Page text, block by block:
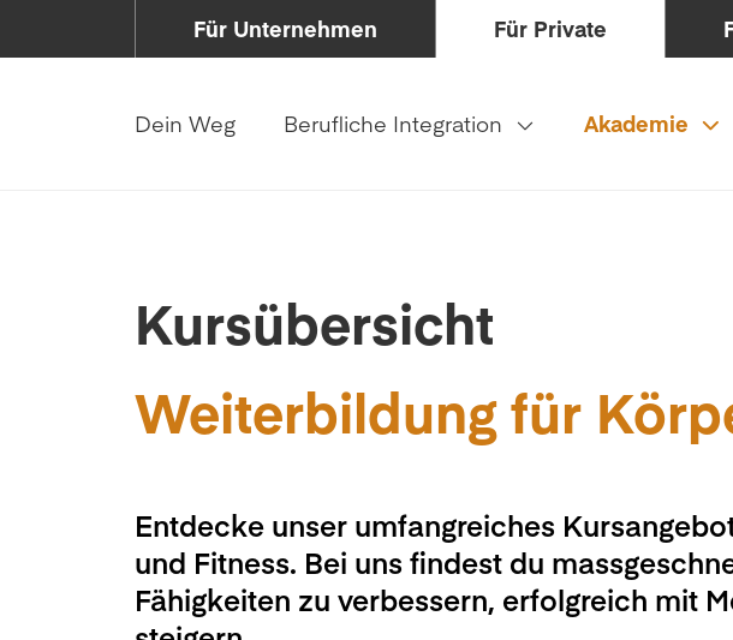
Für Unternehmen Für Private
Dein Weg Berufliche Integration Akademie
Kursübersicht
Weiterbildung für
Entdecke unser umfangreiches
und Fitness. Bei uns findest du
Fähigkeiten zu verbessern, erfolgreich mit